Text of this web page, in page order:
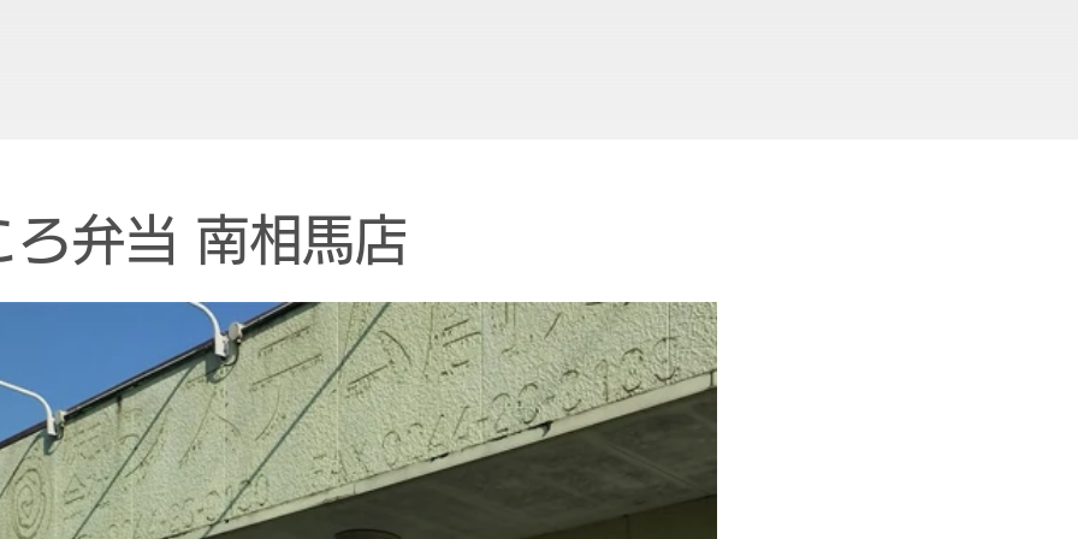
ろ弁当 南相馬店